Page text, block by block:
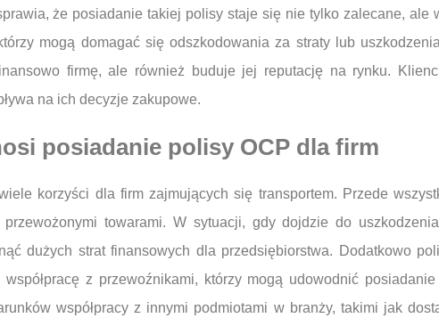
że posiadanie takiej polisy staje się nie tylko zalecane, ale
mogą domagać się odszkodowania za straty lub
firmę, ale również buduje jej reputację na rynku.
na ich decyzje zakupowe.
posiadanie polisy OCP dla firm
korzyści dla firm zajmujących się transportem. Przede
towarami. W sytuacji, gdy dojdzie do
dużych strat finansowych dla przedsiębiorstwa. Dodatkowo
z przewoźnikami, którzy mogą udowodnić
współpracy z innymi podmiotami w branży, takimi jak